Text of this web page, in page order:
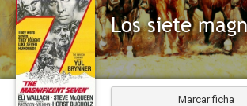
Los siete
Marcar ficha